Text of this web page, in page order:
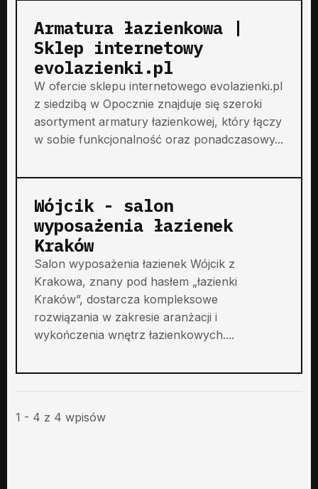
Armatura łazienkowa |
Sklep internetowy
evolazienki.pl
W ofercie sklepu internetowego evolazienki.pl
z siedzibą w Opocznie znajduje się szeroki
asortyment armatury łazienkowej, który łączy
w sobie funkcjonalność oraz ponadczasowy...
Wójcik - salon
wyposażenia łazienek
Kraków
Salon wyposażenia łazienek Wójcik z
Krakowa, znany pod hasłem „łazienki
Kraków”, dostarcza kompleksowe
rozwiązania w zakresie aranżacji i
wykończenia wnętrz łazienkowych....
1 - 4 z 4 wpisów